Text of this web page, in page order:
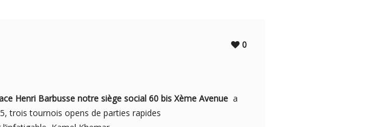
0
Henri Barbusse notre siège social 60 bis Xème Avenue a
trois tournois opens de parties rapides